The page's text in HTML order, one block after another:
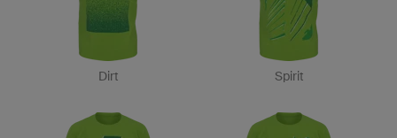
Dirt Spirit